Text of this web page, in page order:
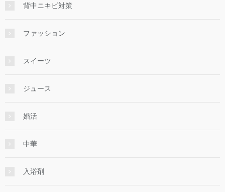
背中ニキビ対策
ファッション
スイーツ
ジュース
婚活
中華
入浴剤